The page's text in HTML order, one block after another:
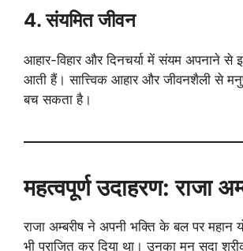
4. संयमित जीवन
आहार-विहार और दिनचर्या में संयम अपनाने से
आती हैं। सात्त्विक आहार और जीवनशैली से
बच सकता है।
महत्वपूर्ण उदाहरण: राजा
राजा अम्बरीष ने अपनी भक्ति के बल पर महान
भी पराजित कर दिया था। उनका मन सदा